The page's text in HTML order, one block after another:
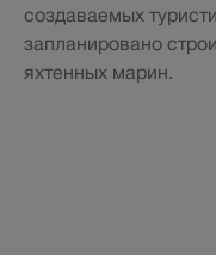
создаваемых
запланировано
яхтенных марин.